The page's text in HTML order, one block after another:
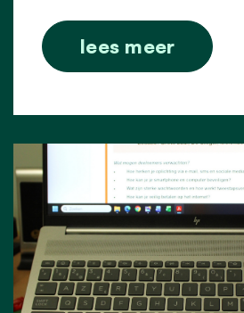
lees meer